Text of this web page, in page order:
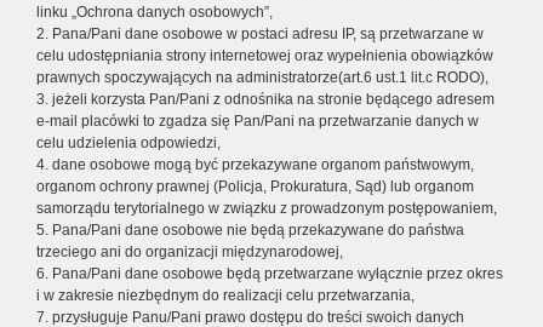
linku „Ochrona danych osobowych”,
2. Pana/Pani dane osobowe w postaci adresu IP, są przetwarzane w
celu udostępniania strony internetowej oraz wypełnienia obowiązków
prawnych spoczywających na administratorze(art.6 ust.1 lit.c RODO),
3. jeżeli korzysta Pan/Pani z odnośnika na stronie będącego adresem
e-mail placówki to zgadza się Pan/Pani na przetwarzanie danych w
celu udzielenia odpowiedzi,
4. dane osobowe mogą być przekazywane organom państwowym,
organom ochrony prawnej (Policja, Prokuratura, Sąd) lub organom
samorządu terytorialnego w związku z prowadzonym postępowaniem,
5. Pana/Pani dane osobowe nie będą przekazywane do państwa
trzeciego ani do organizacji międzynarodowej,
6. Pana/Pani dane osobowe będą przetwarzane wyłącznie przez okres
i w zakresie niezbędnym do realizacji celu przetwarzania,
7. przysługuje Panu/Pani prawo dostępu do treści swoich danych